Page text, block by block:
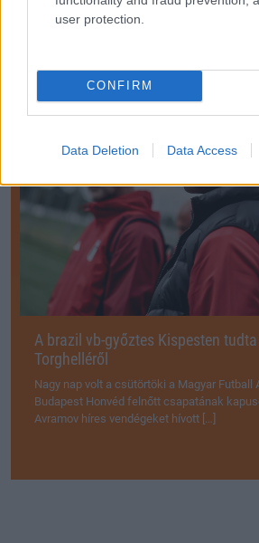
user protection.
CONFIRM
Data Deletion Data Access
illusztráció
A brazil vb-győztes Kispesten
Torghelléről
Nagy nap volt a csütörtöki a Magyar Futball
Budapest Honvéd felnőtt csapatának
Avramov híres vendégeket hívott […]